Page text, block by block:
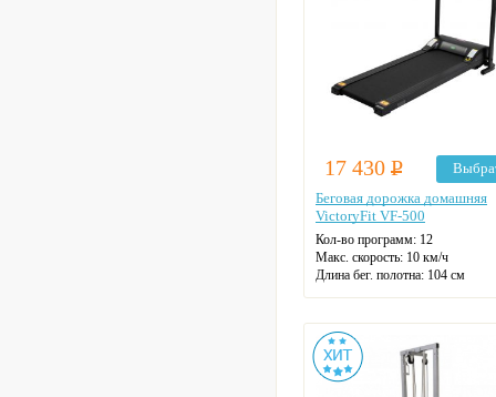
17 430 Р
Беговая дорожка домашняя
VictoryFit VF-500
Кол-во программ: 12
Макс. скорость: 10 км/ч
Длина бег. полотна: 104 см
Датчики пульса
Цвет: на выбор